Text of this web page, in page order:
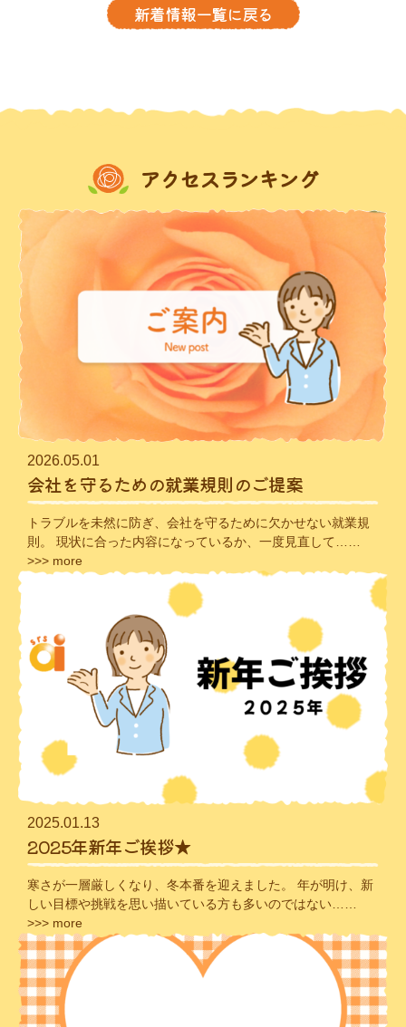
新着情報一覧に戻る
アクセスランキング
2026.05.01
会社を守るための就業規則のご提案
トラブルを未然に防ぎ、会社を守るために欠かせない就業規
則。 現状に合った内容になっているか、一度見直して……
>>> more
2025.01.13
2025年新年ご挨拶★
寒さが一層厳しくなり、冬本番を迎えました。 年が明け、新
しい目標や挑戦を思い描いている方も多いのではない……
>>> more